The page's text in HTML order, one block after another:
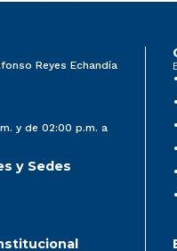
Reyes Echandía
y de 02:00 p.m. a
y Sedes